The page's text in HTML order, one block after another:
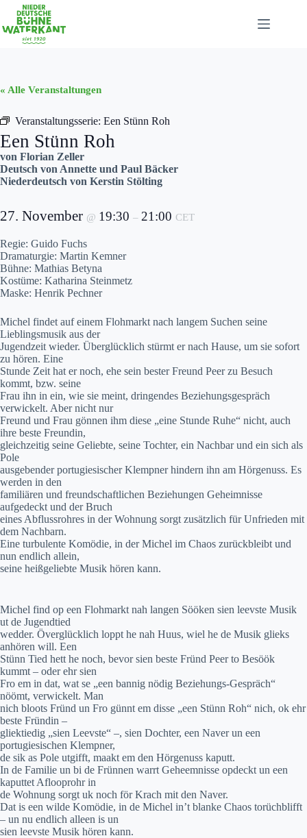
Inhalt
springen
« Alle Veranstaltungen
Veranstaltungsserie: Een Stünn Roh
Een Stünn Roh
von Florian Zeller
Deutsch von Annette und Paul Bäcker
Niederdeutsch von Kerstin Stölting
27. November @ 19:30 – 21:00 CET
Regie: Guido Fuchs
Dramaturgie: Martin Kemner
Bühne: Mathias Betyna
Kostüme: Katharina Steinmetz
Maske: Henrik Pechner
Michel findet auf einem Flohmarkt nach langem Suchen seine
Lieblingsmusik aus der
Jugendzeit wieder. Überglücklich stürmt er nach Hause, um sie sofort
zu hören. Eine
Stunde Zeit hat er noch, ehe sein bester Freund Peer zu Besuch
kommt, bzw. seine
Frau ihn in ein, wie sie meint, dringendes Beziehungsgespräch
verwickelt. Aber nicht nur
Freund und Frau gönnen ihm diese „eine Stunde Ruhe“ nicht, auch
ihre beste Freundin,
gleichzeitig seine Geliebte, seine Tochter, ein Nachbar und ein sich als
Pole
ausgebender portugiesischer Klempner hindern ihn am Hörgenuss. Es
werden in den
familiären und freundschaftlichen Beziehungen Geheimnisse
aufgedeckt und der Bruch
eines Abflussrohres in der Wohnung sorgt zusätzlich für Unfrieden mit
dem Nachbarn.
Eine turbulente Komödie, in der Michel im Chaos zurückbleibt und
nun endlich allein,
seine heißgeliebte Musik hören kann.
Michel find op een Flohmarkt nah langen Sööken sien leevste Musik
ut de Jugendtied
wedder. Överglücklich loppt he nah Huus, wiel he de Musik glieks
anhören will. Een
Stünn Tied hett he noch, bevor sien beste Fründ Peer to Besöök
kummt – oder ehr sien
Fro em in dat, wat se „een bannig nödig Beziehungs-Gespräch“
nöömt, verwickelt. Man
nich bloots Fründ un Fro günnt em disse „een Stünn Roh“ nich, ok ehr
beste Fründin –
gliektiedig „sien Leevste“ –, sien Dochter, een Naver un een
portugiesischen Klempner,
de sik as Pole utgifft, maakt em den Hörgenuss kaputt.
In de Familie un bi de Frünnen warrt Geheemnisse opdeckt un een
kaputtet Aflooprohr in
de Wohnung sorgt uk noch för Krach mit den Naver.
Dat is een wilde Komödie, in de Michel in’t blanke Chaos torüchblifft
– un nu endlich alleen is un
sien leevste Musik hören kann.